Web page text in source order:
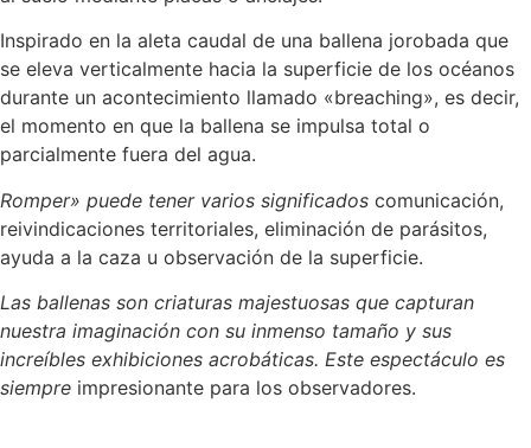
Inspirado en la aleta caudal de una ballena jorobada que
se eleva verticalmente hacia la superficie de los océanos
durante un acontecimiento llamado «breaching», es decir,
el momento en que la ballena se impulsa total o
parcialmente fuera del agua.
Romper» puede tener varios significados comunicación,
reivindicaciones territoriales, eliminación de parásitos,
ayuda a la caza u observación de la superficie.
Las ballenas son criaturas majestuosas que capturan
nuestra imaginación con su inmenso tamaño y sus
increíbles exhibiciones acrobáticas. Este espectáculo es
siempre impresionante para los observadores.